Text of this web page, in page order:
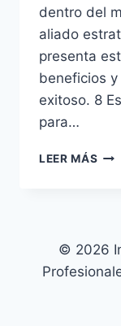
dentro del
aliado
presenta
beneficios
exitoso. 8
para…
LEER MÁS
© 2026